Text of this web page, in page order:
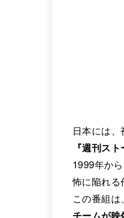
日本には
『週刊ス
1999年か
怖に陥れる
この番組